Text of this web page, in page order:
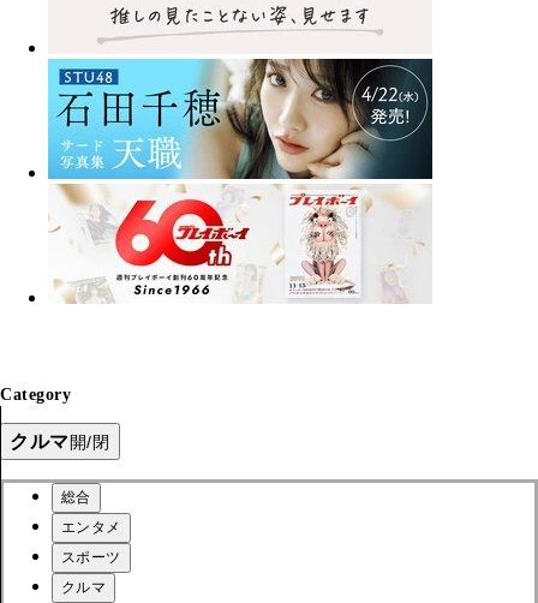
Category
クルマ開/閉
総合
エンタメ
スポーツ
クルマ